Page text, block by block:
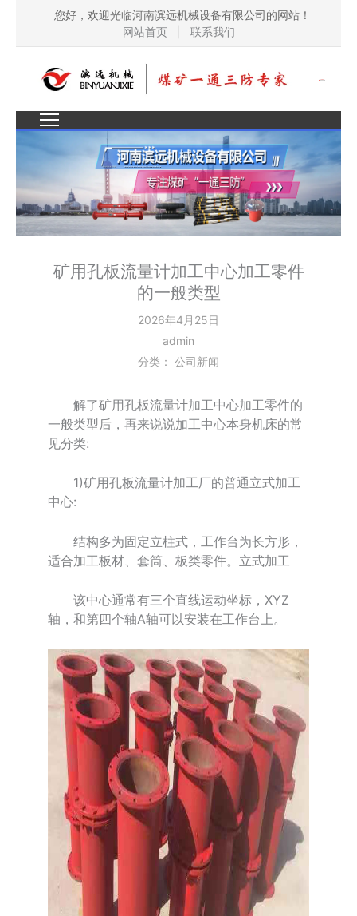
您好，欢迎光临河南滨远机械设备有限公司的网站！
网站首页
联系我们
矿用孔板流量计加工中心加工零件
的一般类型
2026年4月25日
admin
分类： 公司新闻
解了矿用孔板流量计加工中心加工零件的
一般类型后，再来说说加工中心本身机床的常
见分类:
1)矿用孔板流量计加工厂的普通立式加工
中心:
结构多为固定立柱式，工作台为长方形，
适合加工板材、套筒、板类零件。立式加工
该中心通常有三个直线运动坐标，XYZ
轴，和第四个轴A轴可以安装在工作台上。